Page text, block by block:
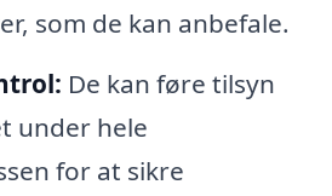
som de kan anbefale.
De kan føre tilsyn
under hele
for at sikre